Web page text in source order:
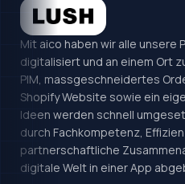
Mit aico haben wir alle unsere
digitalisiert und an einem Ort
PIM, massgeschneidertes
Shopify Website sowie ein
Ideen werden schnell
durch Fachkompetenz,
partnerschaftliche
digitale Welt in einer App